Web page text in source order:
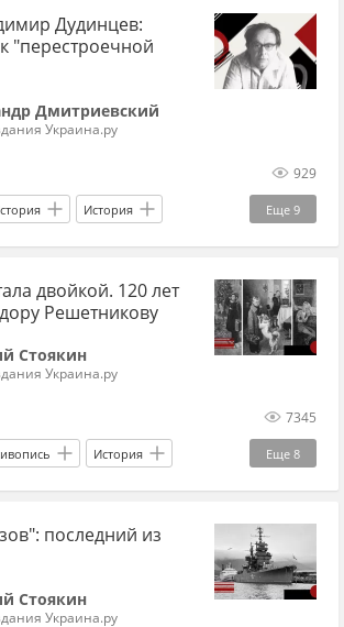
Эксклюзив
Дудинцев:
"перестроечной
Дмитриевский
Украина.ру
929
Еще 9
История
СССР Купянск Запад
роман критика
двойкой. 120 лет
Решетникову
Василий Стоякин
Украина.ру
7345
Еще 8
История
СССР СССР
последний из
Василий Стоякин
Украина.ру